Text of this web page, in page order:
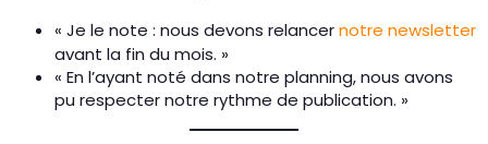
« Je le note : nous devons relancernotre newsletter
avant la fin du mois. »
« En l’ayant noté dans notre planning, nous avons
pu respecter notre rythme de publication. »